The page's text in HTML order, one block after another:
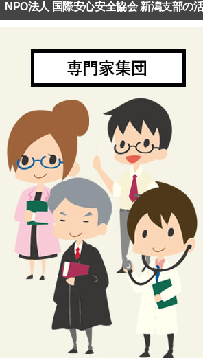
NPO法人 国際安心安全協会 新潟支部の